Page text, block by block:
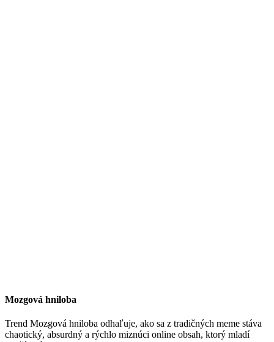
Mozgová hniloba
Trend Mozgová hniloba odhaľuje, ako sa z tradičných meme stáva
chaotický, absurdný a rýchlo miznúci online obsah, ktorý mladí